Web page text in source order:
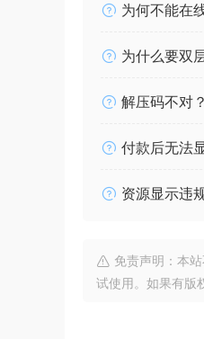
为何不能在
为什么要双
解压码不对
付款后无法
资源显示违
免责声明：本
试使用。如果有版